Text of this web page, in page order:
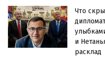
Что
и
расклад